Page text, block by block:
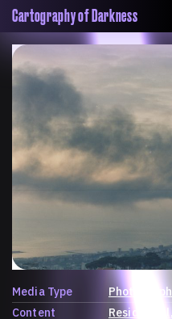
Cartography of Darkness
About
Map
Contributors
Colophon
Media Type
Photograph
Content
Residential